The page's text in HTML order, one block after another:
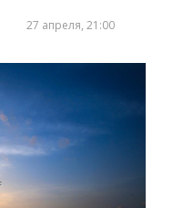
27 апреля, 21:00